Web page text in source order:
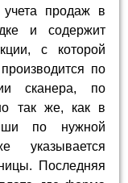
продаж в
и содержит
с которой
по
сканера, по
так же, как в
по нужной
указывается
Последняя